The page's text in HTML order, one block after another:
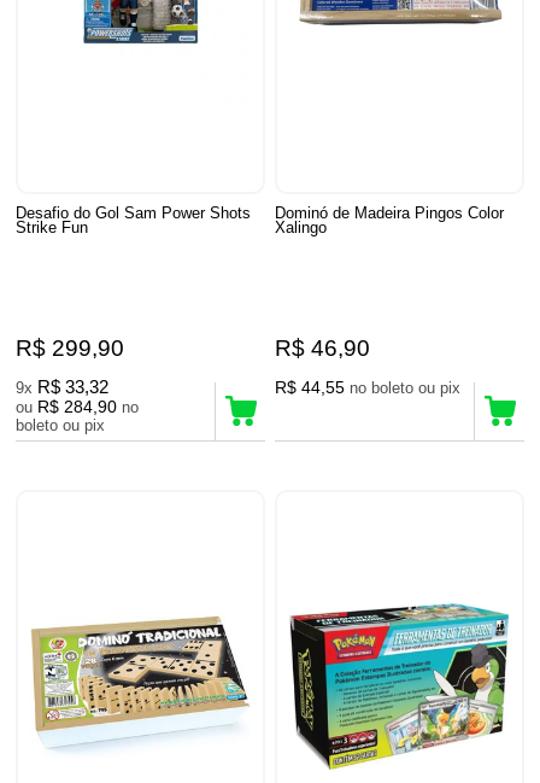
Desafio do Gol Sam Power Shots
Strike Fun
R$ 299,90
9x R$ 33,32
ou R$ 284,90 no
boleto ou pix
Dominó de Madeira Pingos Color
Xalingo
R$ 46,90
R$ 44,55 no boleto ou pix